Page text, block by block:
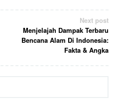
Next post
Menjelajah Dampak Terbaru
Bencana Alam Di Indonesia:
Fakta & Angka